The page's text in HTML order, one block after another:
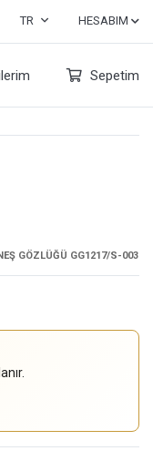
TR HESABIM
Sepetim
GÖZLÜĞÜ GG1217/S-003